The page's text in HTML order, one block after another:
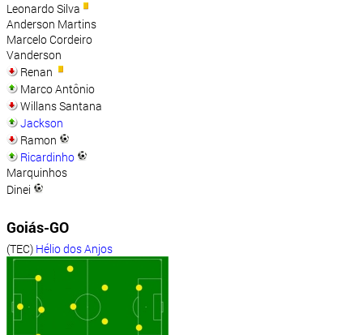
Leonardo Silva
Anderson Martins
Marcelo Cordeiro
Vanderson
Renan
Marco Antônio
Willans Santana
Jackson
Ramon
Ricardinho
Marquinhos
Dinei
Goiás-GO
(TEC) Hélio dos Anjos